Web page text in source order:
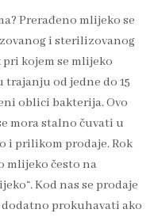
Prerađeno mlijeko se
i sterilizovanog
kojem se mlijeko
trajanju od jedne do 15
oblici bakterija. Ovo
mora stalno čuvati u
i prilikom prodaje. Rok
mlijeko često na
Kod nas se prodaje
dodatno prokuhavati ako